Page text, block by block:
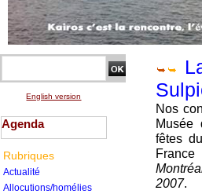
English version
Agenda
Rubriques
Actualité
Allocutions/homélies
Nos
Musée
fêtes
2007.